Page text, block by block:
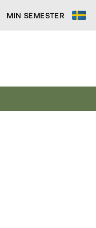
MIN SEMESTER